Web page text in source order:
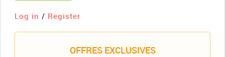
Log in / Register
OFFRES EXCLUSIVES